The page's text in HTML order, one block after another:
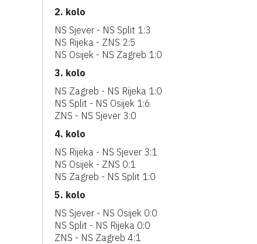
2. kolo
NS Sjever - NS Split 1:3
NS Rijeka - ZNS 2:5
NS Osijek - NS Zagreb 1:0
3. kolo
NS Zagreb - NS Rijeka 1:0
NS Split - NS Osijek 1:6
ZNS - NS Sjever 3:0
4. kolo
NS Rijeka - NS Sjever 3:1
NS Osijek - ZNS 0:1
NS Zagreb - NS Split 1:0
5. kolo
NS Sjever - NS Osijek 0:0
NS Split - NS Rijeka 0:0
ZNS - NS Zagreb 4:1